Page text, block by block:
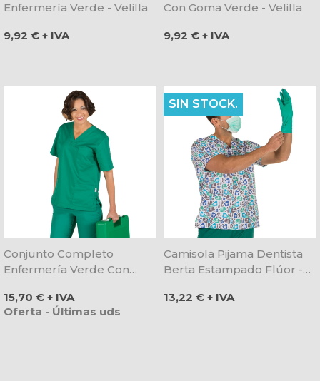
Enfermería Verde - Velilla
Precio
9,92 € + IVA
Con Goma Verde - Velilla
Precio
9,92 € + IVA
Conjunto Completo
Enfermería Verde Con
Precio
15,70 € + IVA
Oferta - Últimas uds
Camisola Pijama Dentista
Berta Estampado Flúor -
Precio
13,22 € + IVA
SIN STOCK.